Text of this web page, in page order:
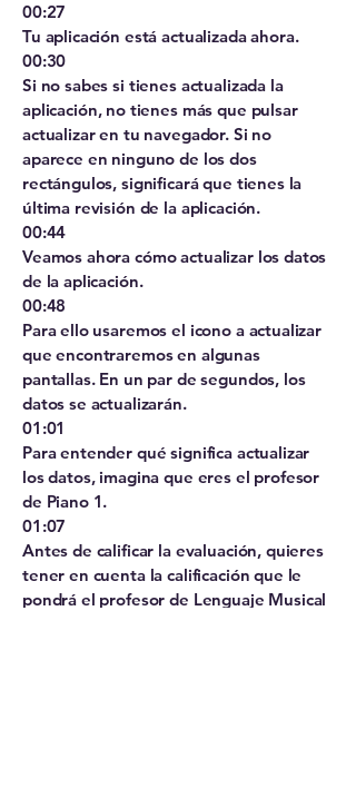
00:27
Tu aplicación está actualizada ahora.
00:30
Si no sabes si tienes actualizada la
aplicación, no tienes más que pulsar
actualizar en tu navegador. Si no
aparece en ninguno de los dos
rectángulos, significará que tienes la
última revisión de la aplicación.
00:44
Veamos ahora cómo actualizar los datos
de la aplicación.
00:48
Para ello usaremos el icono a actualizar
que encontraremos en algunas
pantallas. En un par de segundos, los
datos se actualizarán.
01:01
Para entender qué significa actualizar
los datos, imagina que eres el profesor
de Piano 1.
01:07
Antes de calificar la evaluación, quieres
tener en cuenta la calificación que le
pondrá el profesor de Lenguaje Musical